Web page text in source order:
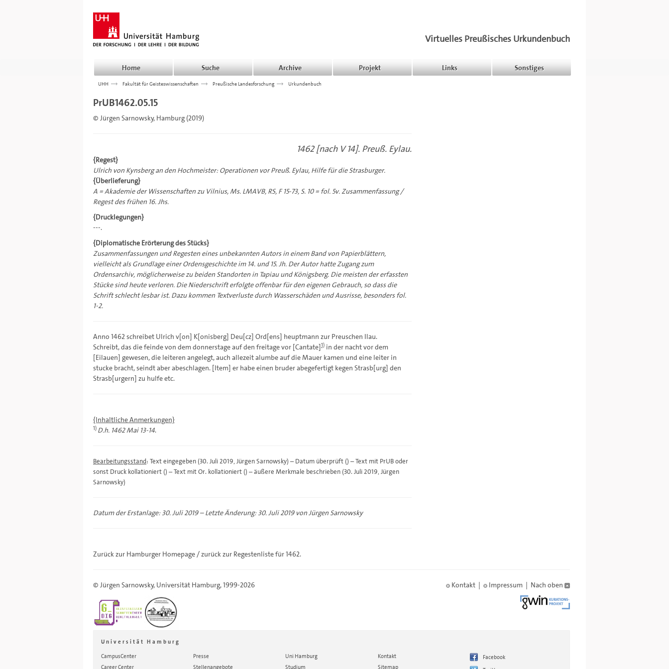
Virtuelles Preußisches Urkundenbuch
Home Suche Archive Projekt Links Sonstiges
UHH >>> Fakultät für Geisteswissenschaften >>> Preußische Landesforschung >>> Urkundenbuch
PrUB1462.05.15
© Jürgen Sarnowsky, Hamburg (2019)
1462 [nach V 14]. Preuß. Eylau.
{Regest}
Ulrich von Kynsberg an den Hochmeister: Operationen vor Preuß. Eylau, Hilfe für die Strasburger.
{Überlieferung}
A = Akademie der Wissenschaften zu Vilnius, Ms. LMAVB, RS, F 15-73, S. 10 = fol. 5v. Zusammenfassung /
Regest des frühen 16. Jhs.
{Drucklegungen}
---.
{Diplomatische Erörterung des Stücks}
Zusammenfassungen und Regesten eines unbekannten Autors in einem Band von Papierblättern,
vielleicht als Grundlage einer Ordensgeschichte im 14. und 15. Jh. Der Autor hatte Zugang zum
Ordensarchiv, möglicherweise zu beiden Standorten in Tapiau und Königsberg. Die meisten der erfassten
Stücke sind heute verloren. Die Niederschrift erfolgte offenbar für den eigenen Gebrauch, so dass die
Schrift schlecht lesbar ist. Dazu kommen Textverluste durch Wasserschäden und Ausrisse, besonders fol.
1-2.
Anno 1462 schreibet Ulrich v[on] K[onisberg] Deu[cz] Ord[ens] heuptmann zur Preuschen Ilau.
Schreibt, das die feinde von dem donnerstage auf den freitage vor [Cantate]1) in der nacht vor dem
[Eilauen] gewesen, die leiteren angelegt, auch allezeit alumbe auf die Mauer kamen und eine leiter in
stucke bracht, seindt aber abeschlagen. [Item] er habe einen bruder abegefertigt kegen Strasb[urg] den
Strasb[urgern] zu hulfe etc.
{Inhaltliche Anmerkungen}
1) D.h. 1462 Mai 13-14.
Bearbeitungsstand: Text eingegeben (30. Juli 2019, Jürgen Sarnowsky) – Datum überprüft () – Text mit PrUB oder
sonst Druck kollationiert () – Text mit Or. kollationiert () – äußere Merkmale beschrieben (30. Juli 2019, Jürgen
Sarnowsky)
Datum der Erstanlage: 30. Juli 2019 – Letzte Änderung: 30. Juli 2019 vonJürgen Sarnowsky
Zurück zur Hamburger Homepage / zurück zur Regestenlistefür 1462.
© Jürgen Sarnowsky, Universität Hamburg, 1999-2026 Kontakt | Impressum | Nach oben